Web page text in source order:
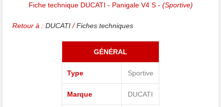
Fiche technique DUCATI - Panigale V4 S - (Sportive)
Retour à :DUCATI/Fiches techniques
GÉNÉRAL
Type Sportive
Marque DUCATI